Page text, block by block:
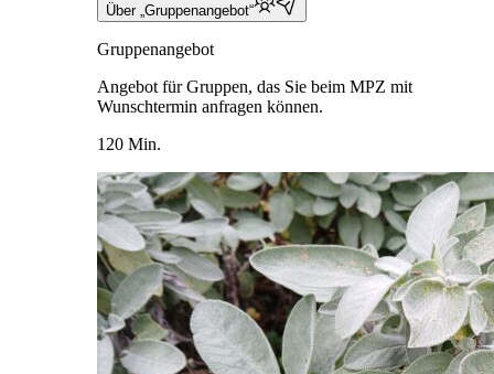
Über „Gruppenangebot“
Gruppenangebot
Angebot für Gruppen, das Sie beim MPZ mit
Wunschtermin anfragen können.
120 Min.